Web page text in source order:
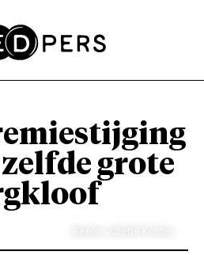
grote